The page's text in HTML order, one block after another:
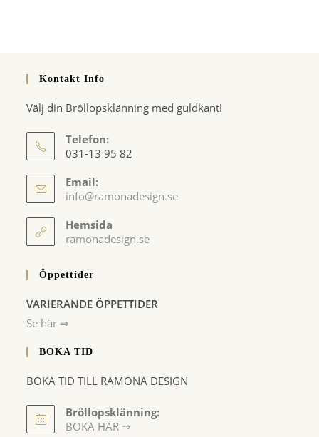
Kontakt Info
Välj din Bröllopsklänning med guldkant!
Telefon:
031-13 95 82
Email:
info@ramonadesign.seOpens
Hemsida
ramonadesign.se
Öppettider
VARIERANDE ÖPPETTIDER
Se här ⇒
BOKA TID
BOKA TID TILL RAMONA DESIGN
Bröllopsklänning:
BOKA HÄR ⇒